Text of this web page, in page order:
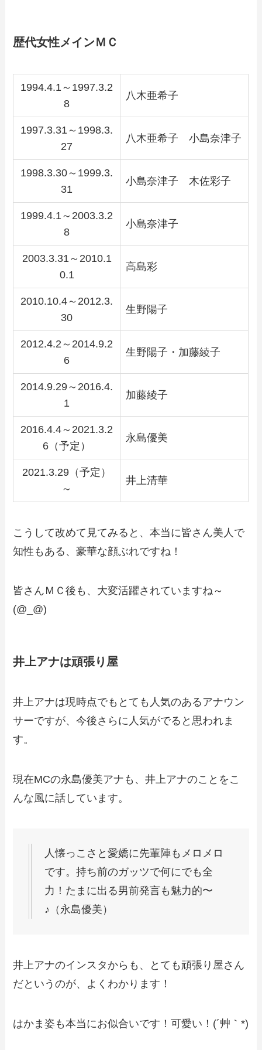
歴代女性メインＭＣ
1994.4.1～1997.3.2
8
八木亜希子
1997.3.31～1998.3.
27
八木亜希子 小島奈津子
1998.3.30～1999.3.
31
小島奈津子 木佐彩子
1999.4.1～2003.3.2
8
小島奈津子
2003.3.31～2010.1
0.1
高島彩
2010.10.4～2012.3.
30
生野陽子
2012.4.2～2014.9.2
6
生野陽子・加藤綾子
2014.9.29～2016.4.
1
加藤綾子
2016.4.4～2021.3.2
6（予定）
永島優美
2021.3.29（予定）
～
井上清華
こうして改めて見てみると、本当に皆さん美人で
知性もある、豪華な顔ぶれですね！
皆さんＭＣ後も、大変活躍されていますね～
(@_@)
井上アナは頑張り屋
井上アナは現時点でもとても人気のあるアナウン
サーですが、今後さらに人気がでると思われま
す。
現在MCの永島優美アナも、井上アナのことをこ
んな風に話しています。
人懐っこさと愛嬌に先輩陣もメロメロ
です。持ち前のガッツで何にでも全
力！たまに出る男前発言も魅力的〜
♪（永島優美）
井上アナのインスタからも、とても頑張り屋さん
だというのが、よくわかります！
はかま姿も本当にお似合いです！可愛い！(´艸｀*)